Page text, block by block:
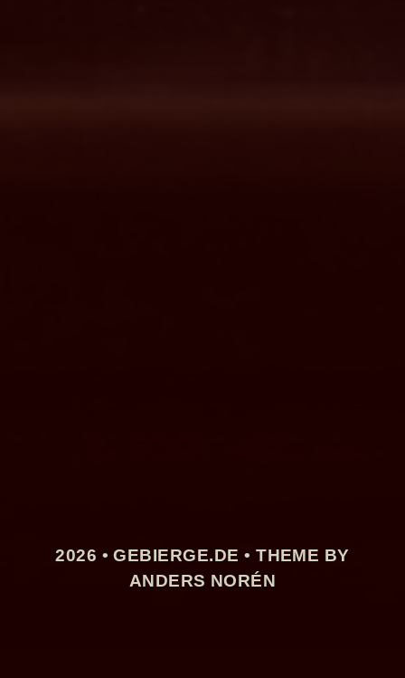
2026 •GEBIERGE.DE • THEME BY
ANDERS NORÉN